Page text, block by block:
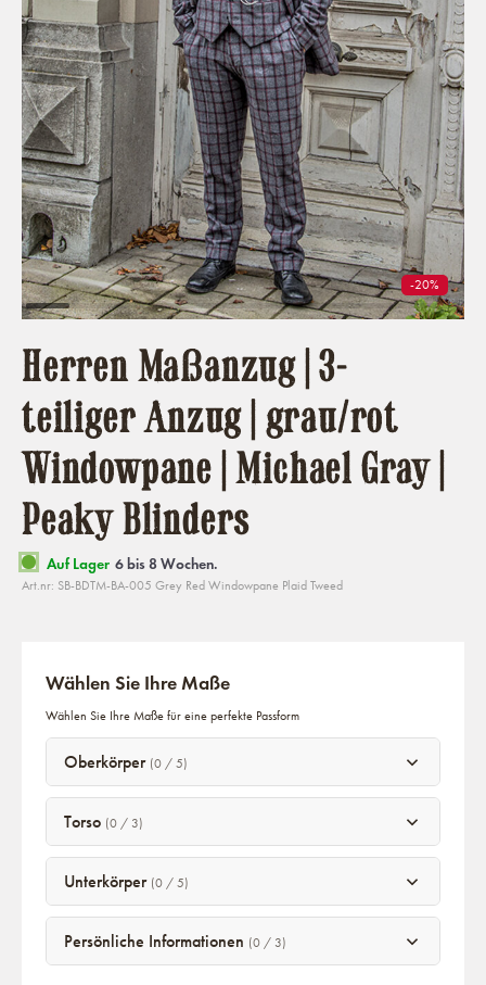
-20%
Herren Maßanzug | 3-
teiliger Anzug | grau/rot
Windowpane | Michael Gray |
Peaky Blinders
Auf Lager 6 bis 8 Wochen.
Art.nr: SB-BDTM-BA-005 Grey Red Windowpane Plaid Tweed
Wählen Sie Ihre Maße
Wählen Sie Ihre Maße für eine perfekte Passform
Oberkörper (0 / 5)
Torso (0 / 3)
Unterkörper (0 / 5)
Persönliche Informationen (0 / 3)